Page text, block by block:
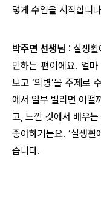
렇게 수업을 시작합니
박주연 선생님 : 실생
민하는 편이에요. 얼마
보고 ‘의병’을 주제로
에서 일부 빌리면 어떨
고, 느낀 것에서 배우
좋아하거든요. ‘실생활
습니다.